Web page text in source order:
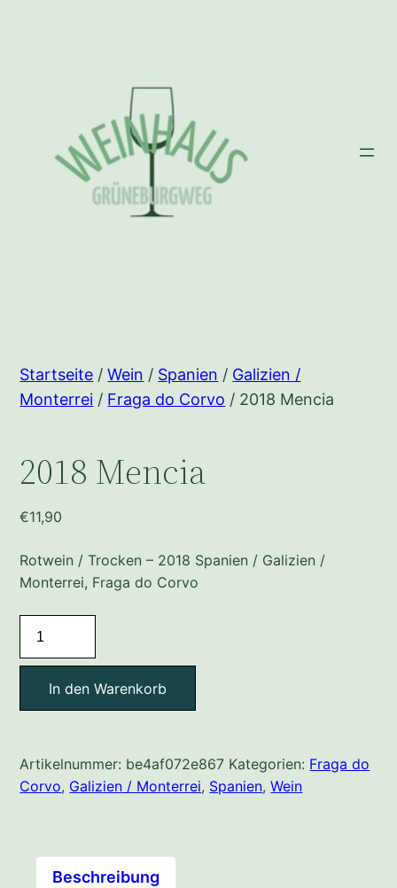
Startseite /Wein / Spanien / Galizien /
Monterrei / Fraga do Corvo / 2018 Mencia
2018 Mencia
€11,90
Rotwein / Trocken – 2018 Spanien / Galizien /
Monterrei, Fraga do Corvo
Mencia
Menge
In den Warenkorb
Artikelnummer: be4af072e867 Kategorien: Fraga do
Corvo, Galizien / Monterrei, Spanien,Wein
Beschreibung